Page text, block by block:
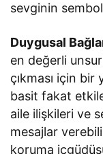
sevginin
Duygusal
en değerli
çıkması için bir
basit fakat
aile ilişkileri ve
mesajlar
koruma